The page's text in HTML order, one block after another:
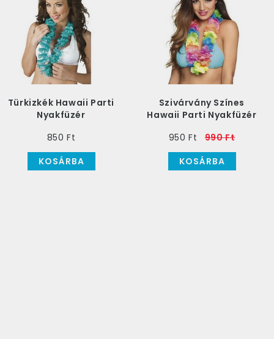
Türkizkék Hawaii Parti
Nyakfüzér
850 Ft
KOSÁRBA
Szivárvány Színes
Hawaii Parti Nyakfüzér
950 Ft
990 Ft
KOSÁRBA